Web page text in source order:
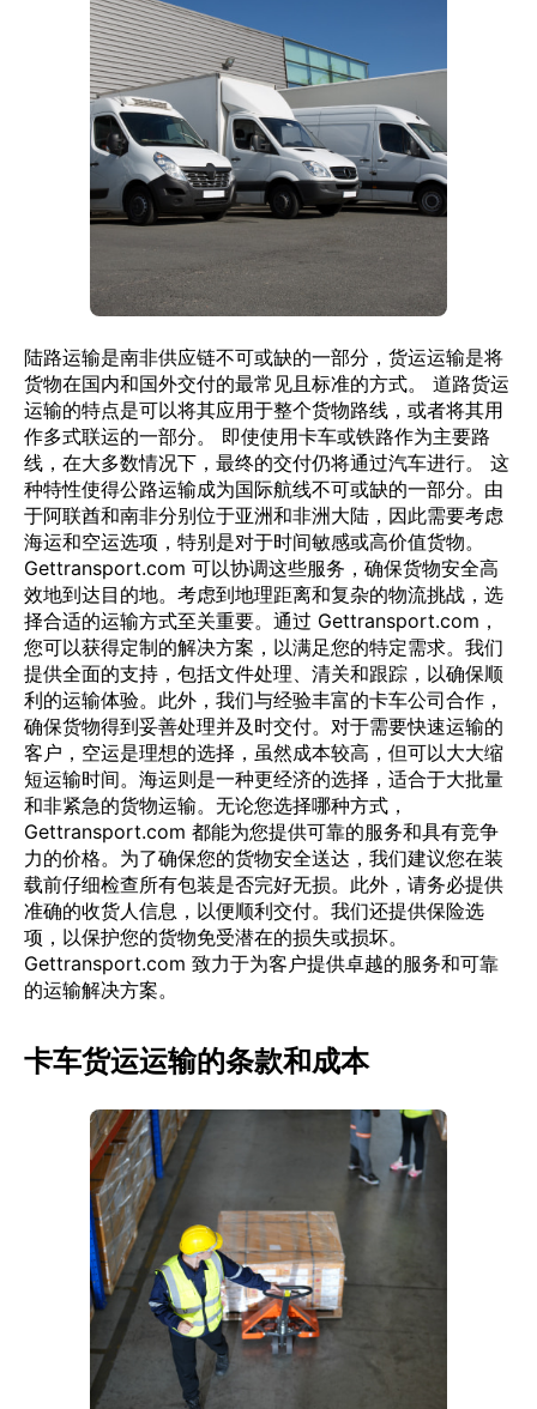
陆路运输是南非供应链不可或缺的一部分，货运运输是将
货物在国内和国外交付的最常见且标准的方式。 道路货运
运输的特点是可以将其应用于整个货物路线，或者将其用
作多式联运的一部分。 即使使用卡车或铁路作为主要路
线，在大多数情况下，最终的交付仍将通过汽车进行。 这
种特性使得公路运输成为国际航线不可或缺的一部分。由
于阿联酋和南非分别位于亚洲和非洲大陆，因此需要考虑
海运和空运选项，特别是对于时间敏感或高价值货物。
Gettransport.com 可以协调这些服务，确保货物安全高
效地到达目的地。考虑到地理距离和复杂的物流挑战，选
择合适的运输方式至关重要。通过 Gettransport.com，
您可以获得定制的解决方案，以满足您的特定需求。我们
提供全面的支持，包括文件处理、清关和跟踪，以确保顺
利的运输体验。此外，我们与经验丰富的卡车公司合作，
确保货物得到妥善处理并及时交付。对于需要快速运输的
客户，空运是理想的选择，虽然成本较高，但可以大大缩
短运输时间。海运则是一种更经济的选择，适合于大批量
和非紧急的货物运输。无论您选择哪种方式，
Gettransport.com 都能为您提供可靠的服务和具有竞争
力的价格。为了确保您的货物安全送达，我们建议您在装
载前仔细检查所有包装是否完好无损。此外，请务必提供
准确的收货人信息，以便顺利交付。我们还提供保险选
项，以保护您的货物免受潜在的损失或损坏。
Gettransport.com 致力于为客户提供卓越的服务和可靠
的运输解决方案。
卡车货运运输的条款和成本